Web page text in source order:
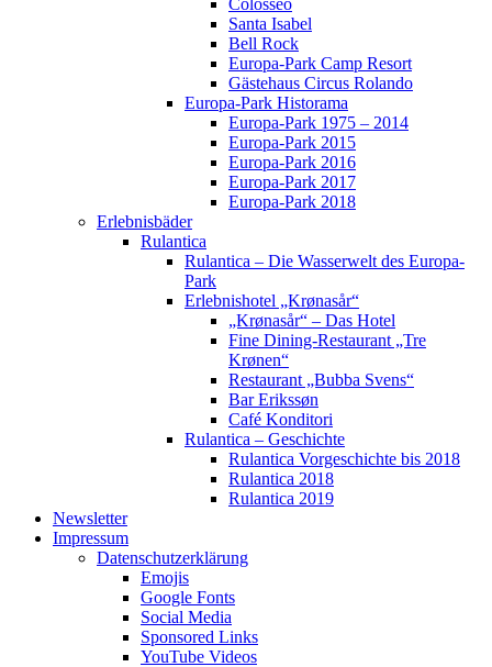
Colosseo
Santa Isabel
Bell Rock
Europa-Park Camp Resort
Gästehaus Circus Rolando
Europa-Park Historama
Europa-Park 1975 – 2014
Europa-Park 2015
Europa-Park 2016
Europa-Park 2017
Europa-Park 2018
Erlebnisbäder
Rulantica
Rulantica – Die Wasserwelt des Europa-
Park
Erlebnishotel „Krønasår“
„Krønasår“ – Das Hotel
Fine Dining-Restaurant „Tre
Krønen“
Restaurant „Bubba Svens“
Bar Erikssøn
Café Konditori
Rulantica – Geschichte
Rulantica Vorgeschichte bis 2018
Rulantica 2018
Rulantica 2019
Newsletter
Impressum
Datenschutzerklärung
Emojis
Google Fonts
Social Media
Sponsored Links
YouTube Videos